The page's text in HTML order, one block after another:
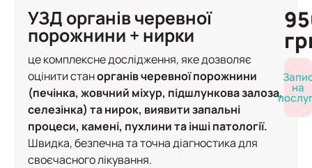
УЗД органів черевної
порожнини + нирки
це комплексне дослідження, яке дозволяє
оцінити станорганів черевної порожнини
(печінка, жовчний міхур, підшлункова залоза,
селезінка) та нирок, виявити запальні
процеси, камені, пухлини та інші патології.
Швидка, безпечна та точна діагностика для
своєчасного лікування.
на